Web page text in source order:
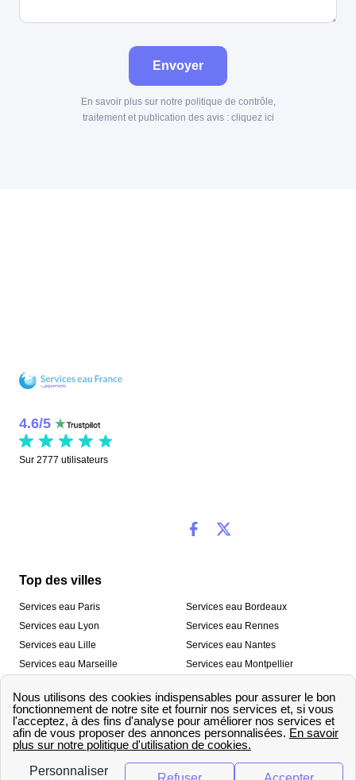
Envoyer
En savoir plus sur notre politique de contrôle,
traitement et publication des avis : cliquez ici
4.6/5
Sur 2777 utilisateurs
Top des villes
Services eau Paris
Services eau Lyon
Services eau Lille
Services eau Marseille
Services eau Toulon
Services eau Bordeaux
Services eau Rennes
Services eau Nantes
Services eau Montpellier
Services eau Strasbourg
Nos outils
🛁 Simulateur consommation eau
💧 Comparer les fournisseurs